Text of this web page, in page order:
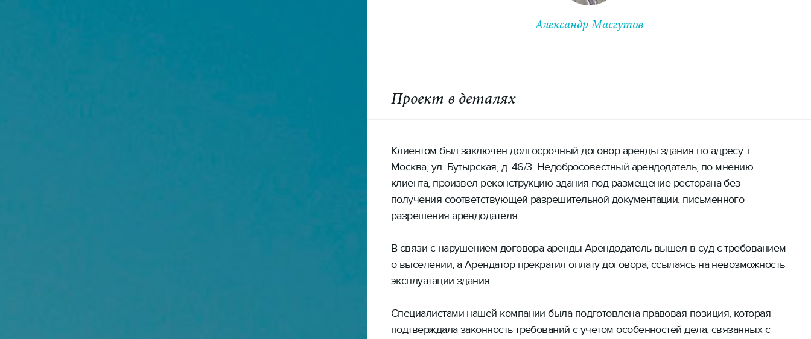
Александр Масгутов
Проект в деталях
Клиентом был заключен долгосрочный договор аренды здания по адресу: г.
Москва, ул. Бутырская, д. 46/3. Недобросовестный арендодатель, по мнению
клиента, произвел реконструкцию здания под размещение ресторана без
получения соответствующей разрешительной документации, письменного
разрешения арендодателя.
В связи с нарушением договора аренды Арендодатель вышел в суд с требованием
о выселении, а Арендатор прекратил оплату договора, ссылаясь на невозможность
эксплуатации здания.
Специалистами нашей компании была подготовлена правовая позиция, которая
подтверждала законность требований с учетом особенностей дела, связанных с